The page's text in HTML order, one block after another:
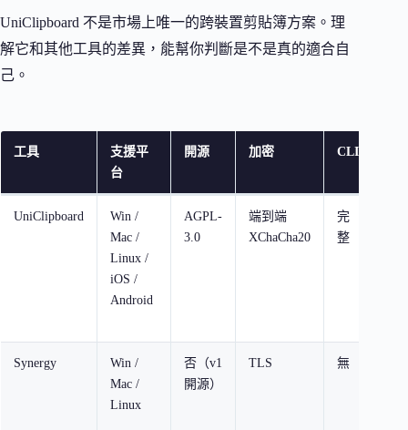
UniClipboard 不是市場上唯一的跨裝置剪貼簿方案。理
解它和其他工具的差異，能幫你判斷是不是真的適合自
己。
工具
支援平
台
開源 加密 CLI
UniClipboard
Win /
Mac /
Linux /
iOS /
Android
AGPL-
3.0
端到端
XChaCha20
完
整
Synergy
Win /
Mac /
Linux
否（v1
開源）
TLS 無